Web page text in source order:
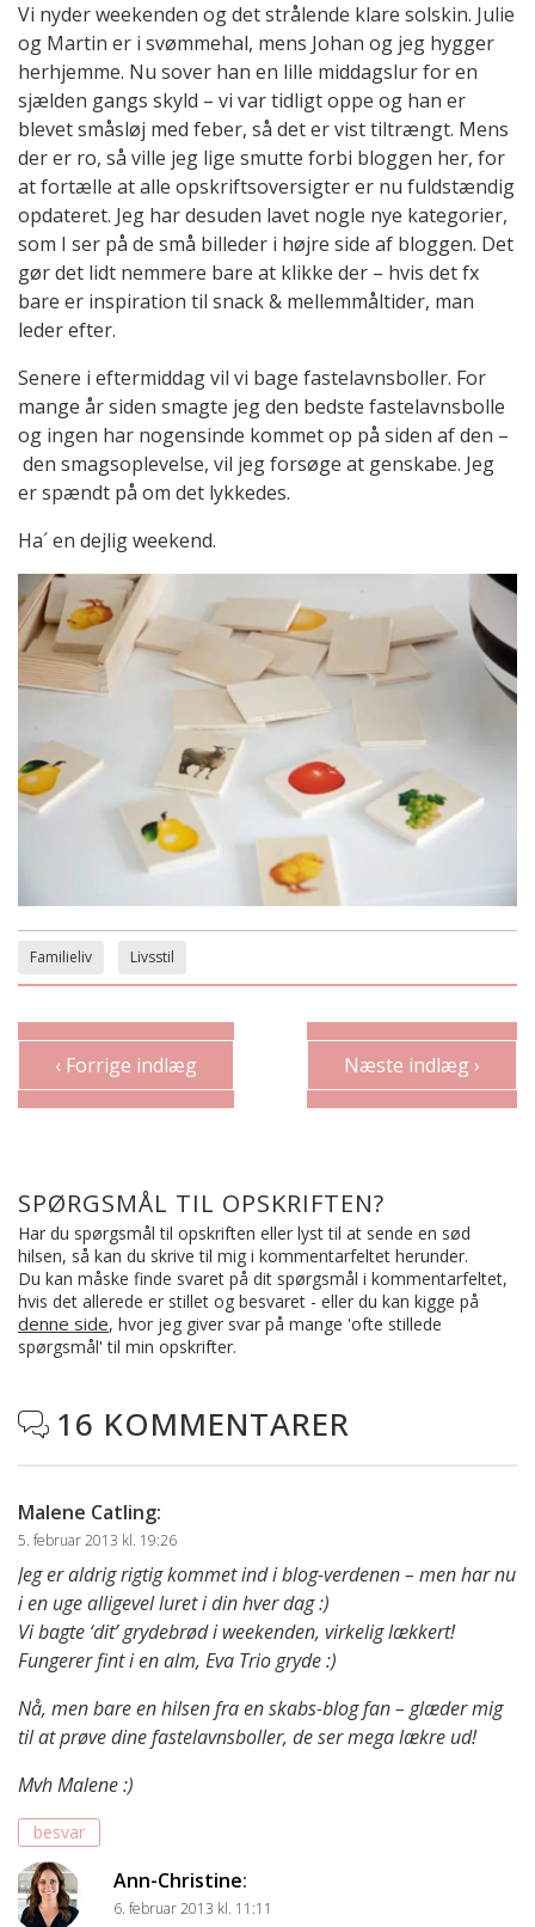
Vi nyder weekenden og det strålende klare solskin. Julie
og Martin er i svømmehal, mens Johan og jeg hygger
herhjemme. Nu sover han en lille middagslur for en
sjælden gangs skyld – vi var tidligt oppe og han er
blevet småsløj med feber, så det er vist tiltrængt. Mens
der er ro, så ville jeg lige smutte forbi bloggen her, for
at fortælle at alle opskriftsoversigter er nu fuldstændig
opdateret. Jeg har desuden lavet nogle nye kategorier,
som I ser på de små billeder i højre side af bloggen. Det
gør det lidt nemmere bare at klikke der – hvis det fx
bare er inspiration til snack & mellemmåltider, man
leder efter.
Senere i eftermiddag vil vi bage fastelavnsboller. For
mange år siden smagte jeg den bedste fastelavnsbolle
og ingen har nogensinde kommet op på siden af den –
den smagsoplevelse, vil jeg forsøge at genskabe. Jeg
er spændt på om det lykkedes.
Ha´ en dejlig weekend.
Familieliv Livsstil
‹ Forrige indlæg Næste indlæg ›
SPØRGSMÅL TIL OPSKRIFTEN?
Har du spørgsmål til opskriften eller lyst til at sende en sød
hilsen, så kan du skrive til mig i kommentarfeltet herunder.
Du kan måske finde svaret på dit spørgsmål i kommentarfeltet,
hvis det allerede er stillet og besvaret - eller du kan kigge på
denne side, hvor jeg giver svar på mange 'ofte stillede
spørgsmål' til min opskrifter.
 16 KOMMENTARER
Malene Catling:
5. februar 2013 kl. 19:26
Jeg er aldrig rigtig kommet ind i blog-verdenen – men har nu
i en uge alligevel luret i din hver dag :)
Vi bagte ‘dit’ grydebrød i weekenden, virkelig lækkert!
Fungerer fint i en alm, Eva Trio gryde :)
Nå, men bare en hilsen fra en skabs-blog fan – glæder mig
til at prøve dine fastelavnsboller, de ser mega lækre ud!
Mvh Malene :)
besvar
Ann-Christine:
6. februar 2013 kl. 11:11